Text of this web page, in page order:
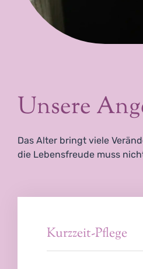
Unsere
Das Alter bringt viele
die Lebensfreude muss
Kurzzeit-Pflege